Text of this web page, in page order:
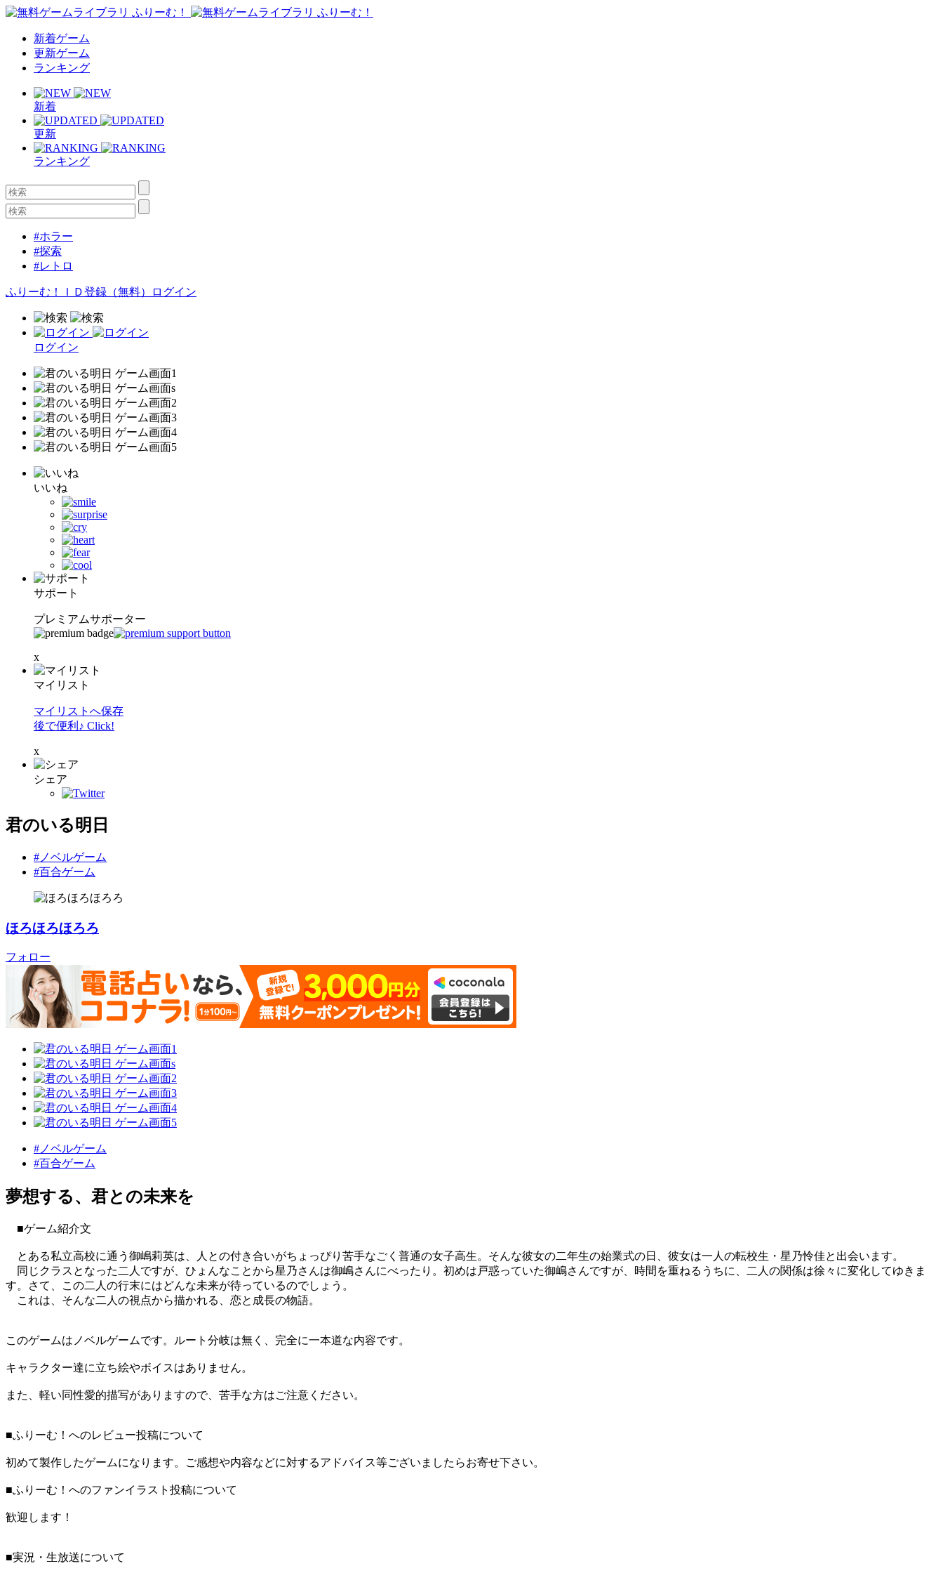
新着ゲーム
更新ゲーム
ランキング
新着
更新
ランキング
#ホラー
#探索
#レトロ
ふりーむ！ＩＤ登録（無料） ログイン
ログイン
いいね
サポート
プレミアムサポーター
x
マイリスト
マイリストへ保存
後で便利♪ Click!
x
シェア
君のいる明日
#ノベルゲーム
#百合ゲーム
ほろほろほろろ
フォロー
#ノベルゲーム
#百合ゲーム
夢想する、君との未来を
■ゲーム紹介文
とある私立高校に通う御嶋莉英は、人との付き合いがちょっぴり苦手なごく普通の女子高生。そんな彼女の二年生の始業式の日、彼女は一人の転校生・星乃怜佳と出会います。
同じクラスとなった二人ですが、ひょんなことから星乃さんは御嶋さんにべったり。初めは戸惑っていた御嶋さんですが、時間を重ねるうちに、二人の関係は徐々に変化してゆきま
す。さて、この二人の行末にはどんな未来が待っているのでしょう。
これは、そんな二人の視点から描かれる、恋と成長の物語。
このゲームはノベルゲームです。ルート分岐は無く、完全に一本道な内容です。
キャラクター達に立ち絵やボイスはありません。
また、軽い同性愛的描写がありますので、苦手な方はご注意ください。
■ふりーむ！へのレビュー投稿について
初めて製作したゲームになります。ご感想や内容などに対するアドバイス等ございましたらお寄せ下さい。
■ふりーむ！へのファンイラスト投稿について
歓迎します！
■実況・生放送について